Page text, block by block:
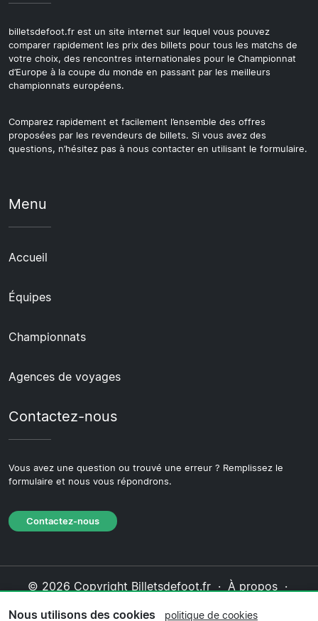
billetsdefoot.fr est un site internet sur lequel vous pouvez
comparer rapidement les prix des billets pour tous les matchs de
votre choix, des rencontres internationales pour le Championnat
d’Europe à la coupe du monde en passant par les meilleurs
championnats européens.
Comparez rapidement et facilement l’ensemble des offres
proposées par les revendeurs de billets. Si vous avez des
questions, n’hésitez pas à nous contacter en utilisant le formulaire.
Menu
Accueil
Équipes
Championnats
Agences de voyages
Contactez-nous
Vous avez une question ou trouvé une erreur ? Remplissez le
formulaire et nous vous répondrons.
Contactez-nous
© 2026 Copyright Billetsdefoot.fr · À propos·
Nous utilisons des cookies politique de cookies